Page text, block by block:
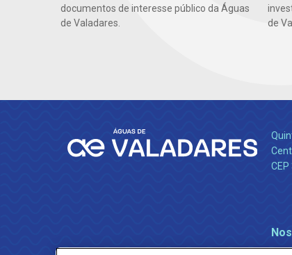
documentos de interesse público da Águas
de Valadares.
de